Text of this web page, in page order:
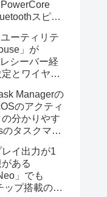
スピー
災が6月に3
そうなので
ーティリテ
」が
シーバー経
とワイヤレ
応。
Managerの
のアクティ
分かりやす
タスクマネ
モニタアプ
TMOG」
。
イ出力が1
ある
」でも
ップ搭載の